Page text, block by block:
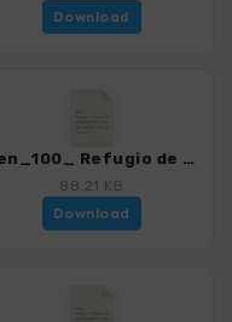
Download
Ten_100_ Refugio de Ayosa - Refugio de Las Arenas.gpx
88.21 KB
Download